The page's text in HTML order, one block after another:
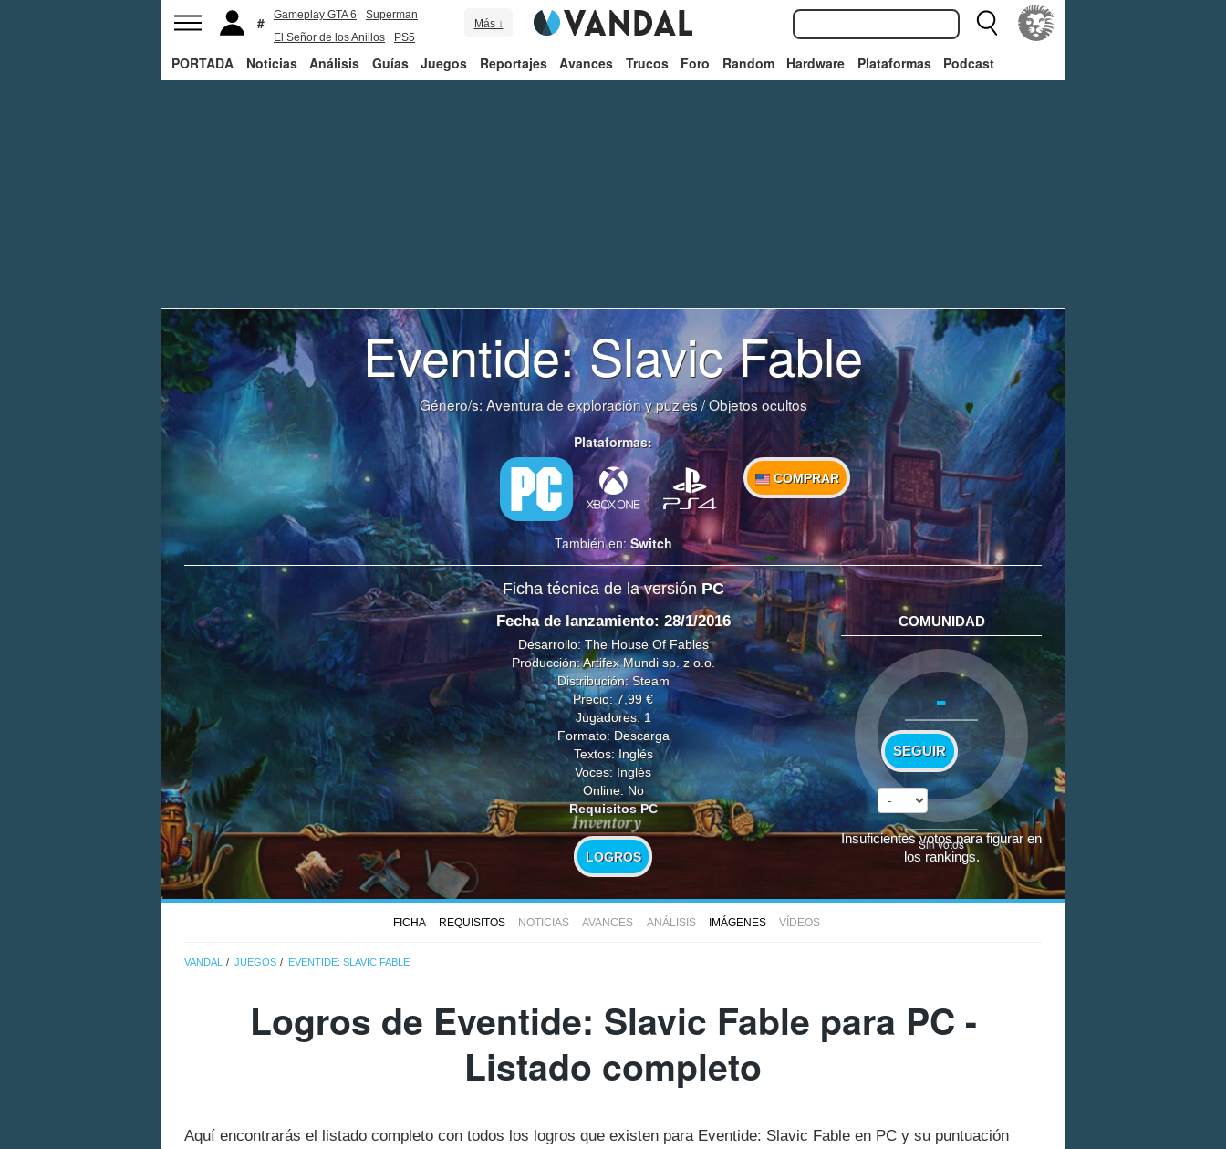
Gameplay GTA 6
Superman
El Señor de los Anillos
PS5
Más ↓
PORTADA Noticias Análisis Guías Juegos Reportajes Avances Trucos Foro Random Hardware Plataformas Podcast
Eventide: Slavic Fable
Género/s:Aventura de exploración y puzles/Objetos ocultos
Plataformas:
COMPRAR
También en:Switch
Ficha técnica de la versiónPC
Fecha de lanzamiento: 28/1/2016
Desarrollo: The House Of Fables
Producción: Artifex Mundi sp. z o.o.
Distribución: Steam
Precio: 7,99 €
Jugadores: 1
Formato: Descarga
Textos: Inglés
Voces: Inglés
Online: No
Requisitos PC
LOGROS
COMUNIDAD
-
SEGUIR
Sin votos
Insuficientes votos para figurar en
los rankings.
FICHA REQUISITOS NOTICIAS AVANCES ANÁLISIS IMÁGENES VÍDEOS
VANDAL JUEGOS EVENTIDE: SLAVIC FABLE
Logros de Eventide: Slavic Fable para PC -
Listado completo
Aquí encontrarás el listado completo con todos los logros que existen para Eventide: Slavic Fable en PC y su puntuación